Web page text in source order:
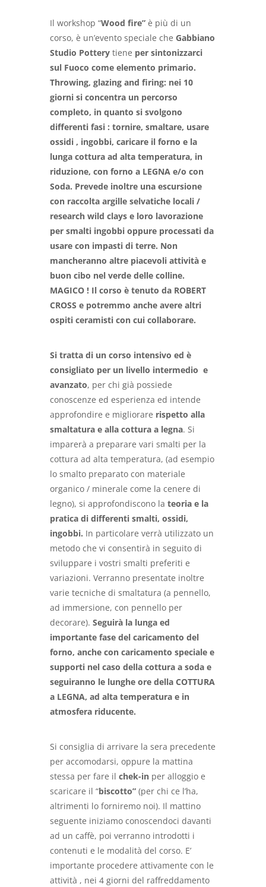
Il workshop “Wood fire” è più di un
corso, è un’evento speciale che Gabbiano
Studio Pottery tiene per sintonizzarci
sul Fuoco come elemento primario.
Throwing, glazing and firing: nei 10
giorni si concentra un percorso
completo, in quanto si svolgono
differenti fasi : tornire, smaltare, usare
ossidi , ingobbi, caricare il forno e la
lunga cottura ad alta temperatura, in
riduzione, con forno a LEGNA e/o con
Soda. Prevede inoltre una escursione
con raccolta argille selvatiche locali /
research wild clays e loro lavorazione
per smalti ingobbi oppure processati da
usare con impasti di terre. Non
mancheranno altre piacevoli attività e
buon cibo nel verde delle colline.
MAGICO ! Il corso è tenuto da ROBERT
CROSS e potremmo anche avere altri
ospiti ceramisti con cui collaborare.
Si tratta di un corso intensivo ed è
consigliato per un livello intermedio e
avanzato, per chi già possiede
conoscenze ed esperienza ed intende
approfondire e migliorare rispetto alla
smaltatura e alla cottura a legna. Si
imparerà a preparare vari smalti per la
cottura ad alta temperatura, (ad esempio
lo smalto preparato con materiale
organico / minerale come la cenere di
legno), si approfondiscono la teoria e la
pratica di differenti smalti, ossidi,
ingobbi. In particolare verrà utilizzato un
metodo che vi consentirà in seguito di
sviluppare i vostri smalti preferiti e
variazioni. Verranno presentate inoltre
varie tecniche di smaltatura (a pennello,
ad immersione, con pennello per
decorare). Seguirà la lunga ed
importante fase del caricamento del
forno, anche con caricamento speciale e
supporti nel caso della cottura a soda e
seguiranno le lunghe ore della COTTURA
a LEGNA, ad alta temperatura e in
atmosfera riducente.
Si consiglia di arrivare la sera precedente
per accomodarsi, oppure la mattina
stessa per fare il chek-in per alloggio e
scaricare il “biscotto” (per chi ce l’ha,
altrimenti lo forniremo noi). Il mattino
seguente iniziamo conoscendoci davanti
ad un caffè, poi verranno introdotti i
contenuti e le modalità del corso. E’
importante procedere attivamente con le
attività , nei 4 giorni del raffreddamento